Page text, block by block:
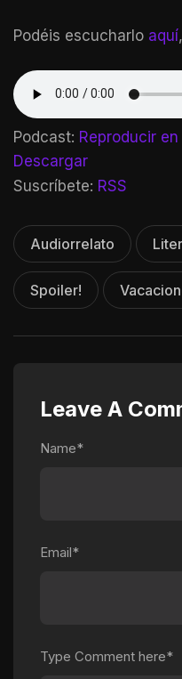
Podéis escucharlo aquí
Podcast: Reproducir
Descargar
Suscríbete: RSS
Audiorrelato
Spoiler!
Leave A
Name*
Email*
Type Comment here*